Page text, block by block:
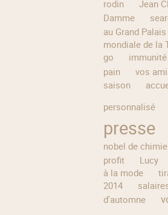
rodin
Jean
Damme
au Grand Palais
mondiale de la
go
immunité
pain
vos
saison
personnalisé
presse
nobel de chimie
profit
Lucy
à la mode
2014
d'automne